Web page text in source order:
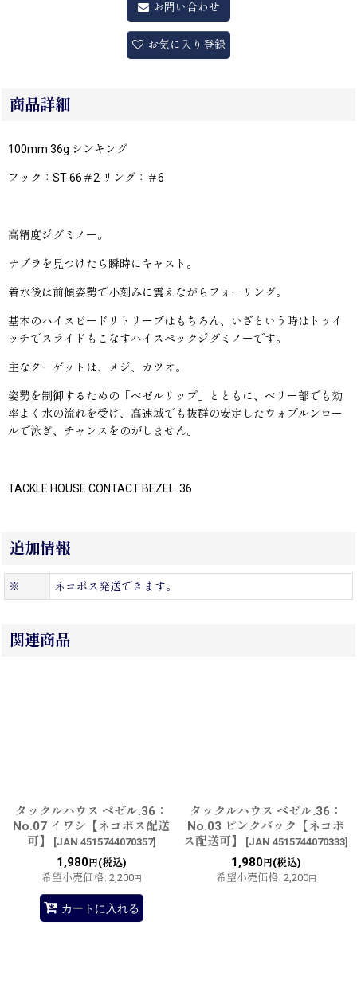
お問い合わせ
お気に入り登録
商品詳細
100mm 36g シンキング
フック：ST-66＃2 リング：＃6
高精度ジグミノー。
ナブラを見つけたら瞬時にキャスト。
着水後は前傾姿勢で小刻みに震えながらフォーリング。
基本のハイスピードリトリーブはもちろん、いざという時はトゥイ
ッチでスライドもこなすハイスペックジグミノーです。
主なターゲットは、メジ、カツオ。
姿勢を制御するための「ベゼルリップ」とともに、ベリー部でも効
率よく水の流れを受け、高速域でも抜群の安定したウォブルンロー
ルで泳ぎ、チャンスをのがしません。
TACKLE HOUSE CONTACT BEZEL. 36
追加情報
※ ネコポス発送できます。
関連商品
タックルハウス ベゼル.36：
No.07 イワシ【ネコポス配送
可】
[JAN 4515744070357]
1,980円(税込)
希望小売価格: 2,200円
カートに入れる
タックルハウス ベゼル.36：
No.03 ピンクバック【ネコポ
ス配送可】
[JAN 4515744070333]
1,980円(税込)
希望小売価格: 2,200円